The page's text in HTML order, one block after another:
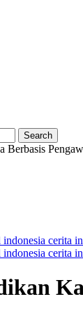
Search
Berbasis